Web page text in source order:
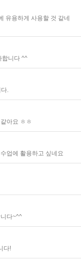
유용하게 사용할 것 같네
합니다 ^^
.
아요 ㅎㅎ
업에 활용하고 싶네요
다~^^
다!